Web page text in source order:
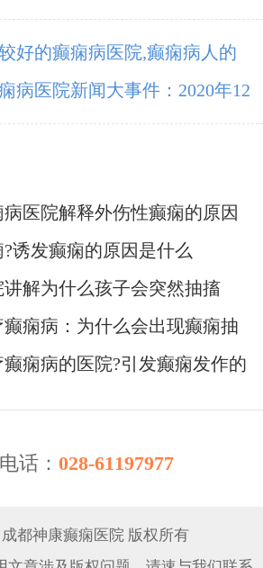
好的癫痫病医院,癫痫病人的
病医院新闻大事件：2020年12
神康癫痫医院组织新冠肺炎应
医院解释外伤性癫痫的原因
诱发癫痫的原因是什么
解为什么孩子会突然抽搐
痫病：为什么会出现癫痫抽
痫病的医院?引发癫痫发作的
话： 028-61197977
都神康癫痫医院 版权所有